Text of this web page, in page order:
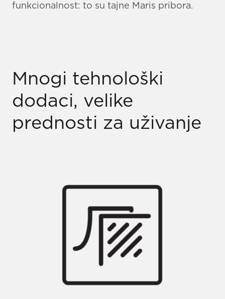
funkcionalnost: to su tajne Maris pribora.
Mnogi tehnološki
dodaci, velike
prednosti za uživanje